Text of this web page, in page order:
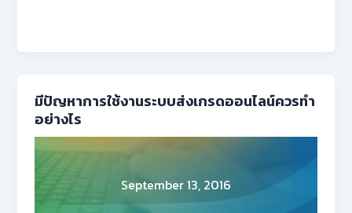
มีปัญหาการใช้งานระบบส่งเกรดออนไลน์ควรทำ
อย่างไร
September 13, 2016